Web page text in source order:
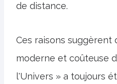
de distance.
Ces raisons suggèrent
moderne et coûteuse
l'Univers » a toujours